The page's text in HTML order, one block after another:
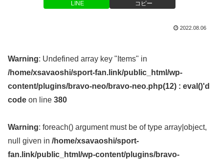
LINE コピー
2022.08.06
Warning: Undefined array key "Items" in
/home/xsavaoshi/sport-fan.link/public_html/wp-
content/plugins/bravo-neo/bravo-neo.php(12) : eval()'d
code on line 380
Warning: foreach() argument must be of type array|object,
null given in /home/xsavaoshi/sport-
fan.link/public_html/wp-content/plugins/bravo-